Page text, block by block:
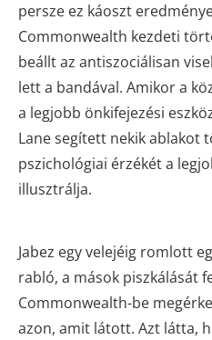
persze ez káoszt
Commonwealth kezdeti
beállt az antiszociálisan
lett a bandával. Amikor a
a legjobb önkifejezési
Lane segített nekik ablakot
pszichológiai érzékét a
illusztrálja.
Jabez egy velejéig romlott
rabló, a mások piszkálását
Commonwealth-be
azon, amit látott. Azt látta,